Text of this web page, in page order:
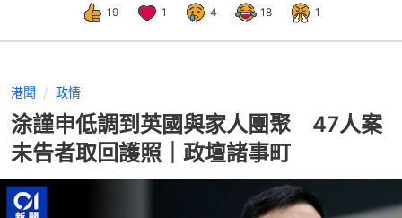
19 1 4 18 1
港聞 政情
涂謹申低調到英國與家人團聚 47人案
未告者取回護照｜政壇諸事町